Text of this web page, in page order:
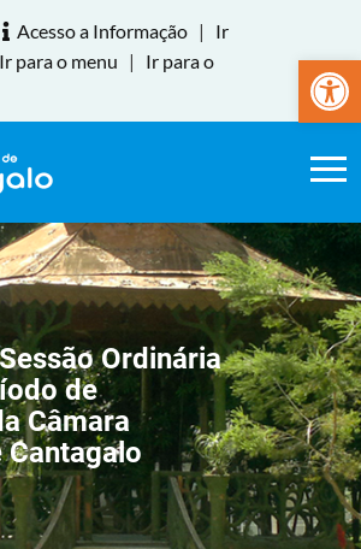
Abrir
Acesso a Informação |
Ir
Ir para o menu |
Ir para o
Ordinária
de
Câmara